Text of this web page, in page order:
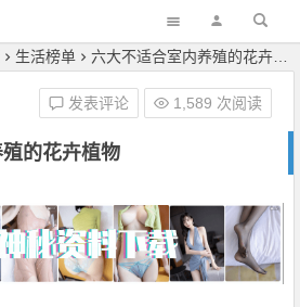
生活榜单 六大不适合室内养殖的花卉植物
的花卉植物
发表评论 1,589 次阅读